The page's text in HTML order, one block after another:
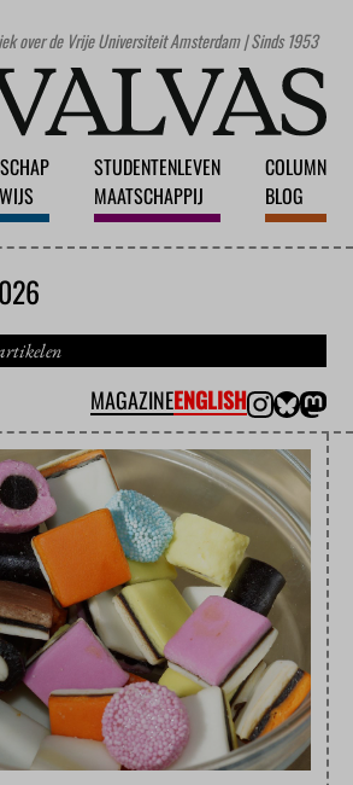
over de Vrije Universiteit Amsterdam | Sinds 1953
STUDENTENLEVEN
MAATSCHAPPIJ
COLUMN
BLOG
MAGAZINEENGLISH